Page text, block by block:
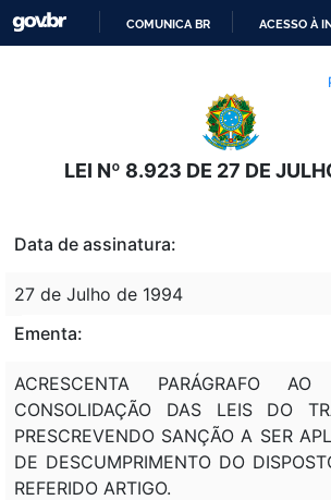
O
CONTEÚDO
COMUNICA BR ACESSO À
LEI Nº 8.923 DE 27 DE
Data de assinatura:
27 de Julho de 1994
Ementa:
ACRESCENTA PARÁGRAFO
CONSOLIDAÇÃO DAS LEIS DO
PRESCREVENDO SANÇÃO A SER
DE DESCUMPRIMENTO DO
REFERIDO ARTIGO.